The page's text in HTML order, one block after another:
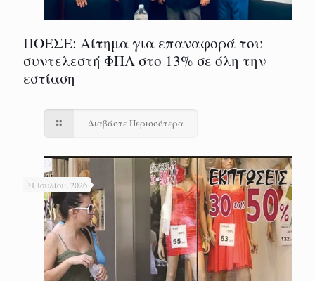
ΠΟΕΣΕ: Αίτημα για επαναφορά του
συντελεστή ΦΠΑ στο 13% σε όλη την
εστίαση
Διαβάστε Περισσότερα
31 Ιουλίου, 2026